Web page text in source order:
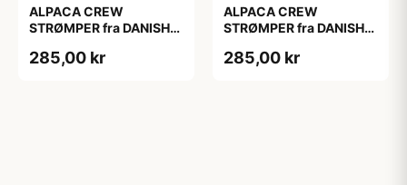
ALPACA CREW
STRØMPER fra DANISH
38, Varm og åndbar
285,00 kr
ALPACA CREW
STRØMPER fra DANISH
38, Varm og åndbar
285,00 kr